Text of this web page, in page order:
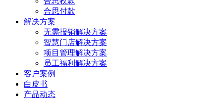
合思付款
解决方案
无需报销解决方案
智慧门店解决方案
项目管理解决方案
员工福利解决方案
客户案例
白皮书
产品动态